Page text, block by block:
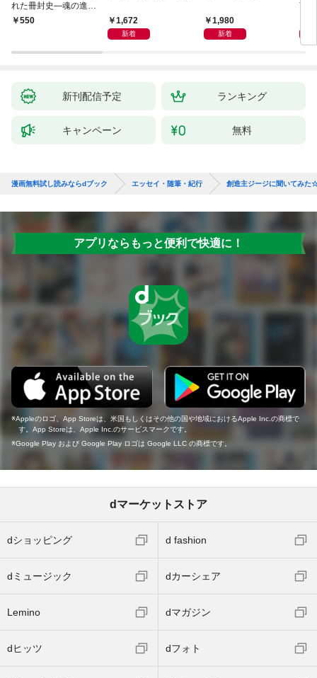
れた冊封史―魂の進化
―
￥550 1,672
新着
1,980
新着
育
新刊配信予定 ランキング
キャンペーン 無料
漫画無料試し読みならdブック エッセイ・随筆・紀行 創造主ジージに聞いてみた
アプリならもっと便利で快適に！
Appleのロゴ、App Storeは、米国もしくはその他の国や地域におけるApple Inc.の商標で
す。App Storeは、Apple Inc.のサービスマークです。
Google Play および Google Play ロゴは Google LLC の商標です。
dマーケットストア
dショッピング d fashion
dミュージック dカーシェア
Lemino dマガジン
dヒッツ dフォト